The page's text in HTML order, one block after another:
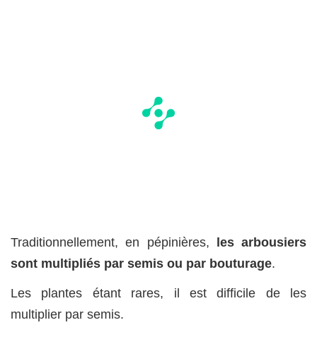
Traditionnellement, en pépinières, les arbousiers
sont multipliés par semis ou par bouturage.
Les plantes étant rares, il est difficile de les
multiplier par semis.